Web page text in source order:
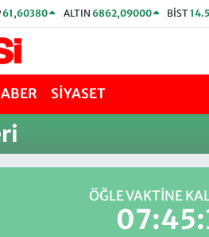
61,60380 ALTIN 6862,09000 BİST
SİYASET
ÖĞLE VAKTİNE